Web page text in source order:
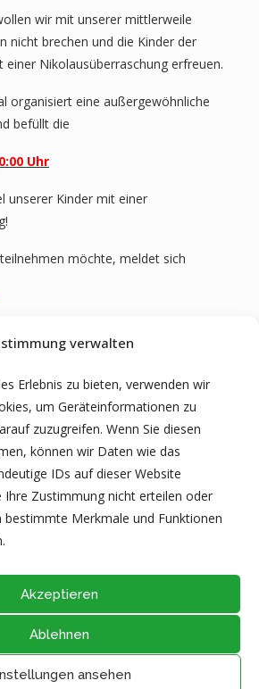
verwalten
Erlebnis zu bieten, verwenden wir
um Geräteinformationen zu
zuzugreifen. Wenn Sie diesen
können wir Daten wie das
IDs auf dieser Website
Ihre Zustimmung nicht erteilen oder
bestimmte Merkmale und Funktionen
Akzeptieren
Ablehnen
ansehen
wir mit unserer mittlerweile
nicht brechen und die Kinder der
einer Nikolausüberraschung erfreuen.
organisiert eine außergewöhnliche
befüllt die
Uhr
unserer Kinder mit einer
möchte, meldet sich
geratal.deoder über
Ihr uns bitte den Namen des Kindes
Da die Nikoläuse nicht klingeln
Stiefel gut sichtbar und zugänglich im
Geratal
vorbehalten durchGemeinde Geratal
|Thüringer Transparenzportal